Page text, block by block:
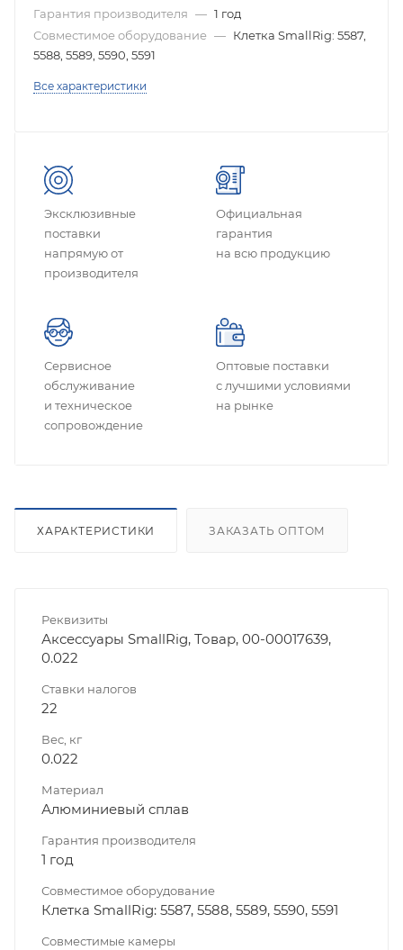
Гарантия производителя — 1 год
Совместимое оборудование — Клетка SmallRig: 5587,
5588, 5589, 5590, 5591
Все характеристики
Эксклюзивные
поставки
напрямую от
производителя
Официальная
гарантия
на всю продукцию
Сервисное
обслуживание
и техническое
сопровождение
Оптовые поставки
с лучшими условиями
на рынке
ХАРАКТЕРИСТИКИ ЗАКАЗАТЬ ОПТОМ
Реквизиты
Аксессуары SmallRig, Товар, 00-00017639,
0.022
Ставки налогов
22
Вес, кг
0.022
Материал
Алюминиевый сплав
Гарантия производителя
1 год
Совместимое оборудование
Клетка SmallRig: 5587, 5588, 5589, 5590, 5591
Совместимые камеры